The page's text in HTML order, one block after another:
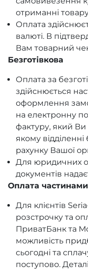
отриманні
Оплата
валюті. В
Вам товарний
Безготівкова
Оплата за
здійснюється
оформлення
на електронну
фактуру, який
якому
рахунку Вашої
Для юридичних
документів
Оплата
Для клієнтів
розстрочку та
ПриватБанк та
можливість
сьогодні та
поступово.